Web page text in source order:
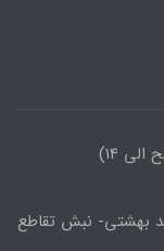
بهشتی- نبش تقاطع